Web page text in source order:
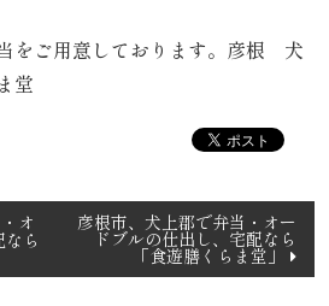
をご用意しております。彦根 犬
堂
オ
ら
彦根市、犬上郡で弁当・オー
ドブルの仕出し、宅配なら
「食遊膳くらま堂」